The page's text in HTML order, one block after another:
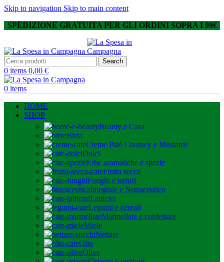
Skip to navigation Skip to main content
SPEDIZIONE GRATUITA PER GLI ORDINI SOPRA I 99€
Search
0 items 0,00 €
0 items
HOME
SHOP
Beauty e Casa
Birra
Creme Patè Chutney e Mostarde
Dolci
Erbe aromatiche e spezie
Frutta secca
Funghi e tartufi
Integrale e Nutraceutico
Latticini
Legumi e cereali
Marmellate e confetture
Miele
Nettare
Olio
Olive